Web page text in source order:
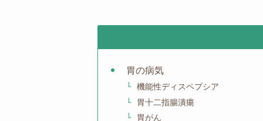
胃の病気
機能性ディスペプシア
胃十二指腸潰瘍
胃がん